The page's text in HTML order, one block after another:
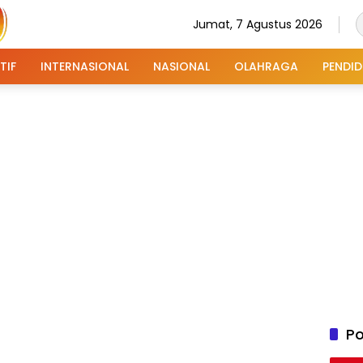
Jumat, 7 Agustus 2026
INTERNASIONAL NASIONAL OLAHRAGA